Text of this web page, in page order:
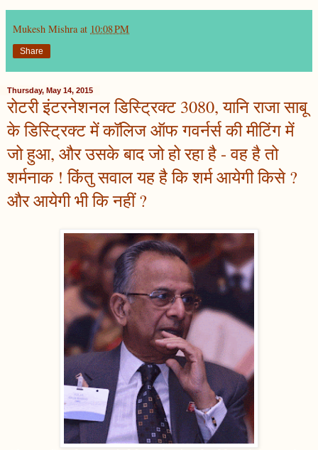
Mukesh Mishra at 10:08 PM
Share
Thursday, May 14, 2015
रोटरी इंटरनेशनल डिस्ट्रिक्ट 3080, यानि राजा साबू
के डिस्ट्रिक्ट में कॉलिज ऑफ गवर्नर्स की मीटिंग में
जो हुआ, और उसके बाद जो हो रहा है - वह है तो
शर्मनाक ! किंतु सवाल यह है कि शर्म आयेगी किसे ?
और आयेगी भी कि नहीं ?